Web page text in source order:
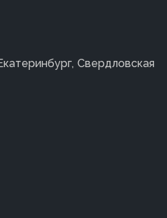
Свердловская